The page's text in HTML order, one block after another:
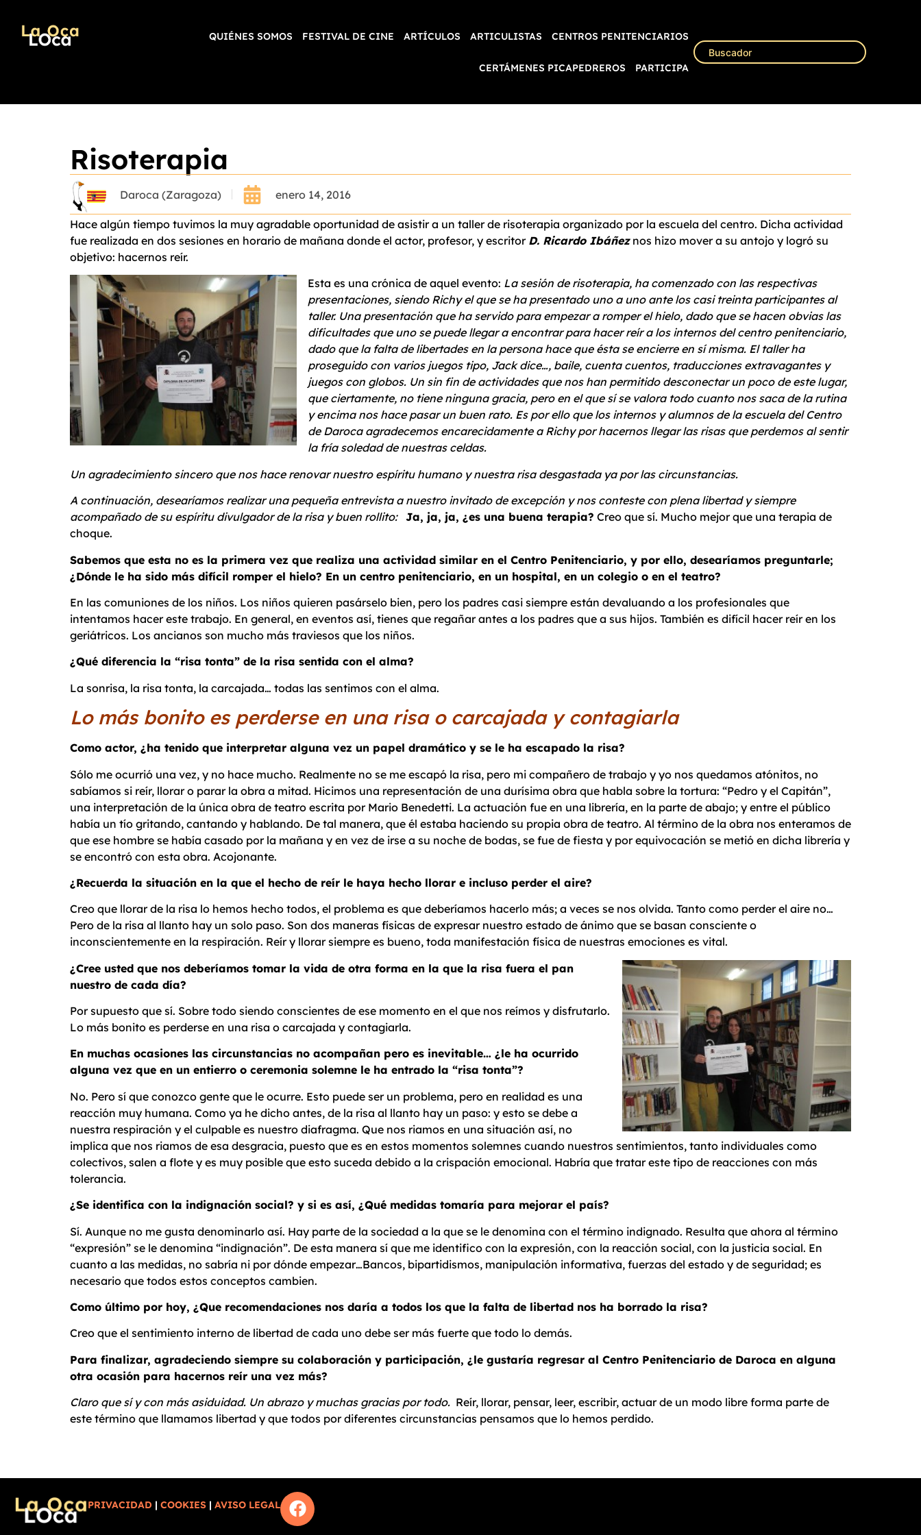
QUIÉNES SOMOS FESTIVAL DE CINE ARTÍCULOS ARTICULISTAS CENTROS PENITENCIARIOS
CERTÁMENES PICAPEDREROS PARTICIPA
Risoterapia
Daroca (Zaragoza) enero 14, 2016
Hace algún tiempo tuvimos la muy agradable oportunidad de asistir a un taller de risoterapia organizado por la escuela del centro. Dicha actividad
fue realizada en dos sesiones en horario de mañana donde el actor, profesor, y escritor D. Ricardo Ibáñez nos hizo mover a su antojo y logró su
objetivo: hacernos reír.
Esta es una crónica de aquel evento: La sesión de risoterapia, ha comenzado con las respectivas
presentaciones, siendo Richy el que se ha presentado uno a uno ante los casi treinta participantes al
taller. Una presentación que ha servido para empezar a romper el hielo, dado que se hacen obvias las
dificultades que uno se puede llegar a encontrar para hacer reír a los internos del centro penitenciario,
dado que la falta de libertades en la persona hace que ésta se encierre en sí misma. El taller ha
proseguido con varios juegos tipo, Jack dice…, baile, cuenta cuentos, traducciones extravagantes y
juegos con globos. Un sin fin de actividades que nos han permitido desconectar un poco de este lugar,
que ciertamente, no tiene ninguna gracia, pero en el que sí se valora todo cuanto nos saca de la rutina
y encima nos hace pasar un buen rato. Es por ello que los internos y alumnos de la escuela del Centro
de Daroca agradecemos encarecidamente a Richy por hacernos llegar las risas que perdemos al sentir
la fría soledad de nuestras celdas.
Un agradecimiento sincero que nos hace renovar nuestro espíritu humano y nuestra risa desgastada ya por las circunstancias.
A continuación, desearíamos realizar una pequeña entrevista a nuestro invitado de excepción y nos conteste con plena libertad y siempre
acompañado de su espíritu divulgador de la risa y buen rollito: Ja, ja, ja, ¿es una buena terapia? Creo que sí. Mucho mejor que una terapia de
choque.
Sabemos que esta no es la primera vez que realiza una actividad similar en el Centro Penitenciario, y por ello, desearíamos preguntarle;
¿Dónde le ha sido más difícil romper el hielo? En un centro penitenciario, en un hospital, en un colegio o en el teatro?
En las comuniones de los niños. Los niños quieren pasárselo bien, pero los padres casi siempre están devaluando a los profesionales que
intentamos hacer este trabajo. En general, en eventos así, tienes que regañar antes a los padres que a sus hijos. También es difícil hacer reír en los
geriátricos. Los ancianos son mucho más traviesos que los niños.
¿Qué diferencia la “risa tonta” de la risa sentida con el alma?
La sonrisa, la risa tonta, la carcajada… todas las sentimos con el alma.
Lo más bonito es perderse en una risa o carcajada y contagiarla
Como actor, ¿ha tenido que interpretar alguna vez un papel dramático y se le ha escapado la risa?
Sólo me ocurrió una vez, y no hace mucho. Realmente no se me escapó la risa, pero mi compañero de trabajo y yo nos quedamos atónitos, no
sabíamos si reír, llorar o parar la obra a mitad. Hicimos una representación de una durísima obra que habla sobre la tortura: “Pedro y el Capitán”,
una interpretación de la única obra de teatro escrita por Mario Benedetti. La actuación fue en una librería, en la parte de abajo; y entre el público
había un tío gritando, cantando y hablando. De tal manera, que él estaba haciendo su propia obra de teatro. Al término de la obra nos enteramos de
que ese hombre se había casado por la mañana y en vez de irse a su noche de bodas, se fue de fiesta y por equivocación se metió en dicha librería y
se encontró con esta obra. Acojonante.
¿Recuerda la situación en la que el hecho de reír le haya hecho llorar e incluso perder el aire?
Creo que llorar de la risa lo hemos hecho todos, el problema es que deberíamos hacerlo más; a veces se nos olvida. Tanto como perder el aire no…
Pero de la risa al llanto hay un solo paso. Son dos maneras físicas de expresar nuestro estado de ánimo que se basan consciente o
inconscientemente en la respiración. Reír y llorar siempre es bueno, toda manifestación física de nuestras emociones es vital.
¿Cree usted que nos deberíamos tomar la vida de otra forma en la que la risa fuera el pan
nuestro de cada día?
Por supuesto que sí. Sobre todo siendo conscientes de ese momento en el que nos reímos y disfrutarlo.
Lo más bonito es perderse en una risa o carcajada y contagiarla.
En muchas ocasiones las circunstancias no acompañan pero es inevitable… ¿le ha ocurrido
alguna vez que en un entierro o ceremonia solemne le ha entrado la “risa tonta”?
No. Pero sí que conozco gente que le ocurre. Esto puede ser un problema, pero en realidad es una
reacción muy humana. Como ya he dicho antes, de la risa al llanto hay un paso: y esto se debe a
nuestra respiración y el culpable es nuestro diafragma. Que nos riamos en una situación así, no
implica que nos riamos de esa desgracia, puesto que es en estos momentos solemnes cuando nuestros sentimientos, tanto individuales como
colectivos, salen a flote y es muy posible que esto suceda debido a la crispación emocional. Habría que tratar este tipo de reacciones con más
tolerancia.
¿Se identifica con la indignación social? y si es así, ¿Qué medidas tomaría para mejorar el país?
Sí. Aunque no me gusta denominarlo así. Hay parte de la sociedad a la que se le denomina con el término indignado. Resulta que ahora al término
“expresión” se le denomina “indignación”. De esta manera sí que me identifico con la expresión, con la reacción social, con la justicia social. En
cuanto a las medidas, no sabría ni por dónde empezar…Bancos, bipartidismos, manipulación informativa, fuerzas del estado y de seguridad; es
necesario que todos estos conceptos cambien.
Como último por hoy, ¿Que recomendaciones nos daría a todos los que la falta de libertad nos ha borrado la risa?
Creo que el sentimiento interno de libertad de cada uno debe ser más fuerte que todo lo demás.
Para finalizar, agradeciendo siempre su colaboración y participación, ¿le gustaría regresar al Centro Penitenciario de Daroca en alguna
otra ocasión para hacernos reír una vez más?
Claro que sí y con más asiduidad. Un abrazo y muchas gracias por todo. Reír, llorar, pensar, leer, escribir, actuar de un modo libre forma parte de
este término que llamamos libertad y que todos por diferentes circunstancias pensamos que lo hemos perdido.
PRIVACIDAD |COOKIES |AVISO LEGAL